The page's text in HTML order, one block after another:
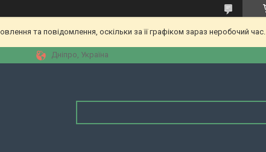
та повідомлення, оскільки за її графіком зараз неробочий час.
Дніпро, Україна